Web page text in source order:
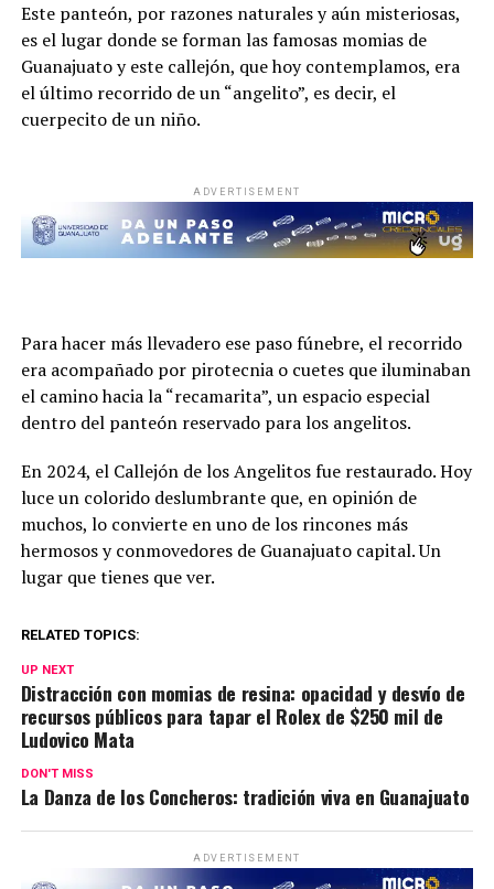
Este panteón, por razones naturales y aún misteriosas,
es el lugar donde se forman las famosas momias de
Guanajuato y este callejón, que hoy contemplamos, era
el último recorrido de un “angelito”, es decir, el
cuerpecito de un niño.
ADVERTISEMENT
Para hacer más llevadero ese paso fúnebre, el recorrido
era acompañado por pirotecnia o cuetes que iluminaban
el camino hacia la “recamarita”, un espacio especial
dentro del panteón reservado para los angelitos.
En 2024, el Callejón de los Angelitos fue restaurado. Hoy
luce un colorido deslumbrante que, en opinión de
muchos, lo convierte en uno de los rincones más
hermosos y conmovedores de Guanajuato capital. Un
lugar que tienes que ver.
RELATED TOPICS:
UP NEXT
Distracción con momias de resina: opacidad y desvío de
recursos públicos para tapar el Rolex de $250 mil de
Ludovico Mata
DON'T MISS
La Danza de los Concheros: tradición viva en Guanajuato
ADVERTISEMENT